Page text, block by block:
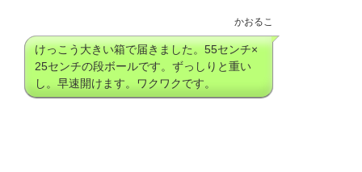
かおるこ
けっこう大きい箱で届きました。55センチ×
25センチの段ボールです。ずっしりと重い
し。早速開けます。ワクワクです。